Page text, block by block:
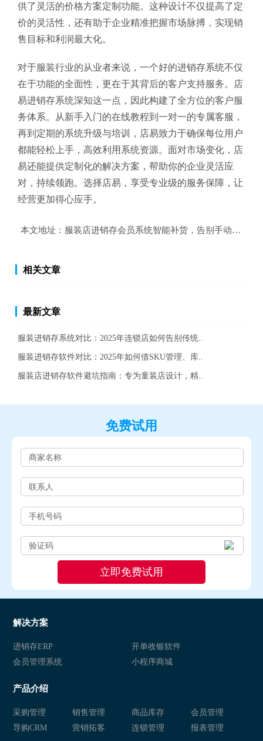
供了灵活的价格方案定制功能。这种设计不仅提高了定
价的灵活性，还有助于企业精准把握市场脉搏，实现销
售目标和利润最大化。
对于服装行业的从业者来说，一个好的进销存系统不仅
在于功能的全面性，更在于其背后的客户支持服务。店
易进销存系统深知这一点，因此构建了全方位的客户服
务体系。从新手入门的在线教程到一对一的专属客服，
再到定期的系统升级与培训，店易致力于确保每位用户
都能轻松上手，高效利用系统资源。面对市场变化，店
易还能提供定制化的解决方案，帮助你的企业灵活应
对，持续领跑。选择店易，享受专业级的服务保障，让
经营更加得心应手。
本文地址： 服装店进销存会员系统智能补货，告别手动盘点烦
相关文章
最新文章
服装进销存系统对比：2025年连锁店如何告别传统..
服装进销存软件对比：2025年如何借SKU管理、库..
服装店进销存软件避坑指南：专为童装店设计，精..
免费试用
解决方案
进销存ERP
开单收银软件
会员管理系统
小程序商城
产品介绍
采购管理 销售管理 商品库存
会员管理
导购CRM
营销拓客 连锁管理 报表管理